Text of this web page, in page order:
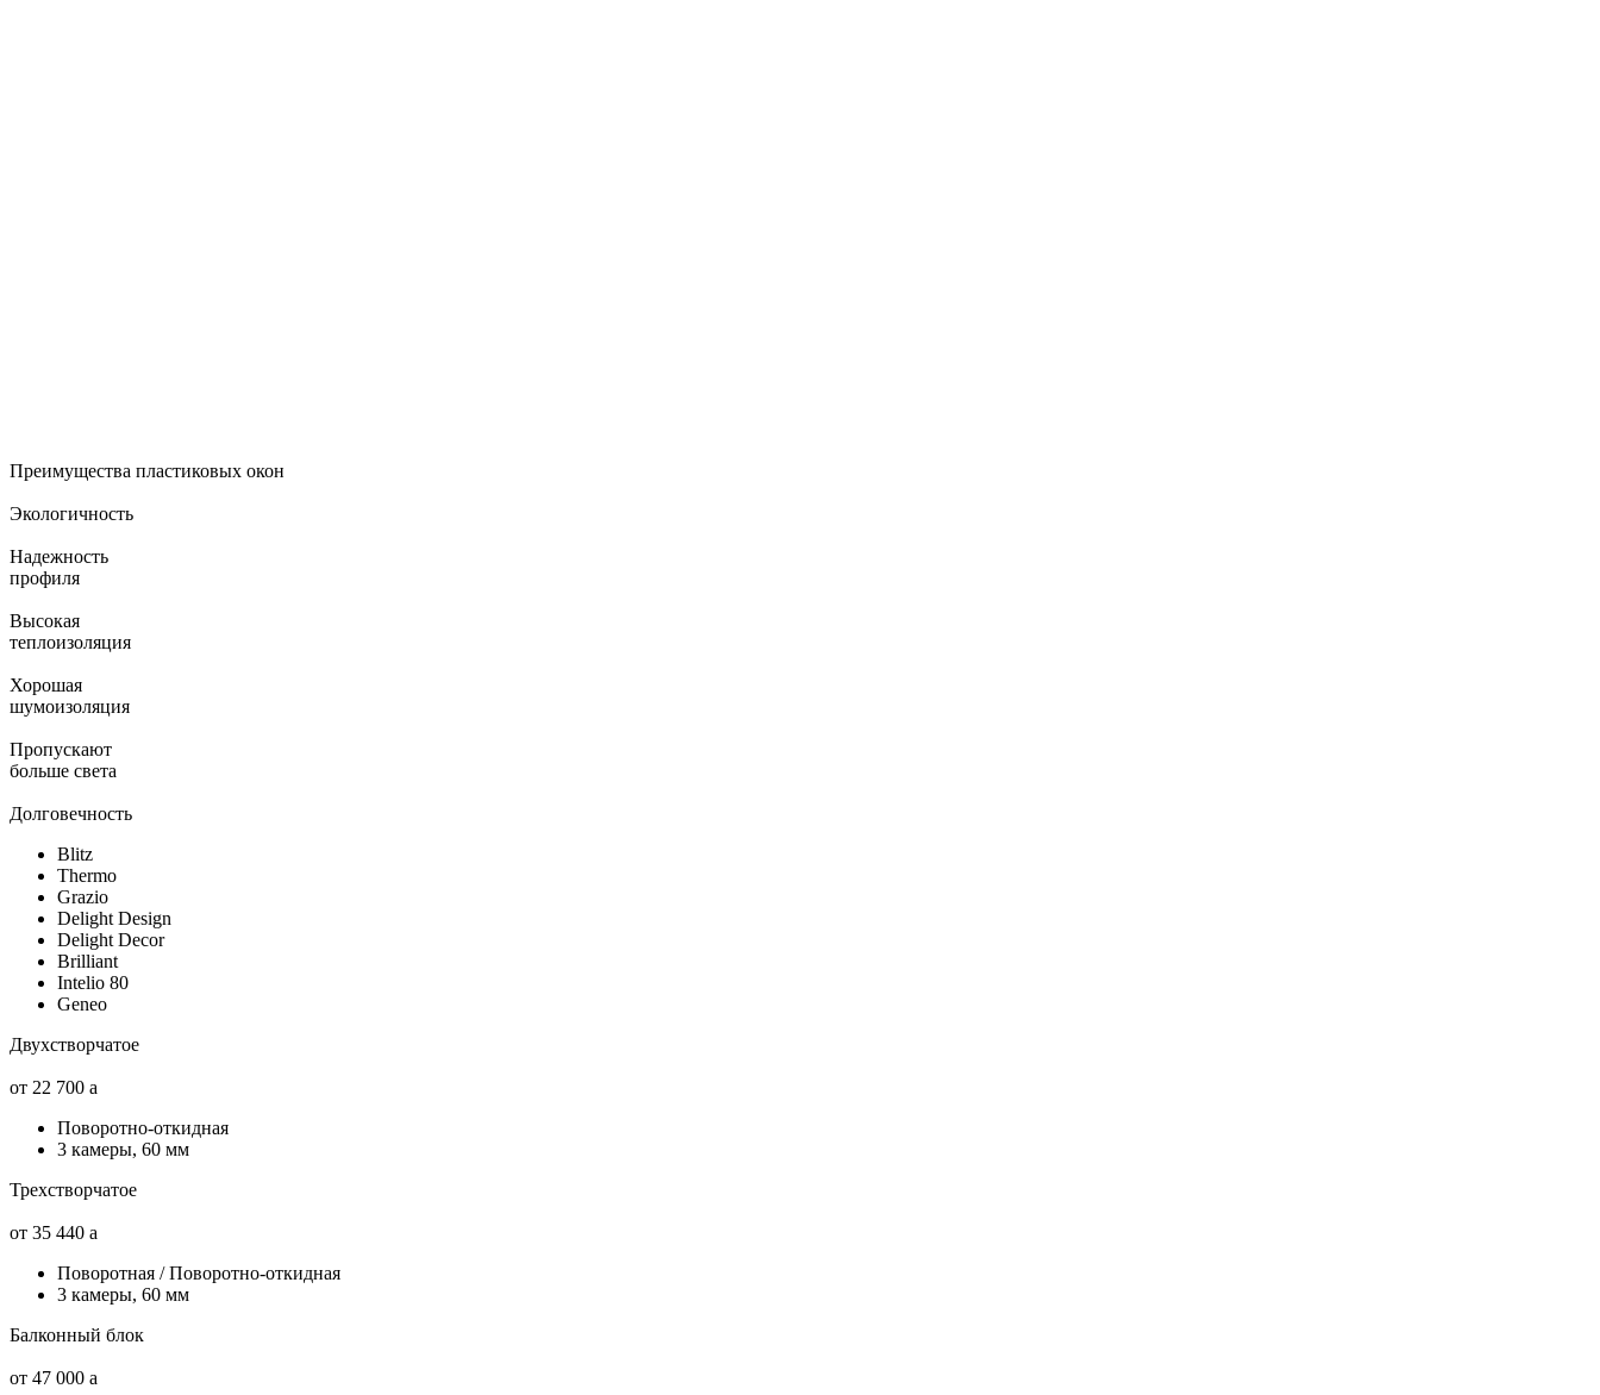
Преимущества пластиковых окон
Экологичность
Надежность
профиля
Высокая
теплоизоляция
Хорошая
шумоизоляция
Пропускают
больше света
Долговечность
Blitz
Thermo
Grazio
Delight Design
Delight Decor
Brilliant
Intelio 80
Geneo
Двухстворчатое
от 22 700 a
Поворотно-откидная
3 камеры, 60 мм
Трехстворчатое
от 35 440 a
Поворотная / Поворотно-откидная
3 камеры, 60 мм
Балконный блок
от 47 000 a